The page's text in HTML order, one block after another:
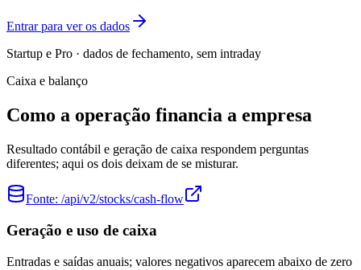
Entrar para ver os dados
Startup e Pro · dados de fechamento, sem intraday
Caixa e balanço
Como a operação financia a empresa
Resultado contábil e geração de caixa respondem perguntas
diferentes; aqui os dois deixam de se misturar.
Fonte: /api/v2/stocks/cash-flow
Geração e uso de caixa
Entradas e saídas anuais; valores negativos aparecem abaixo de zero